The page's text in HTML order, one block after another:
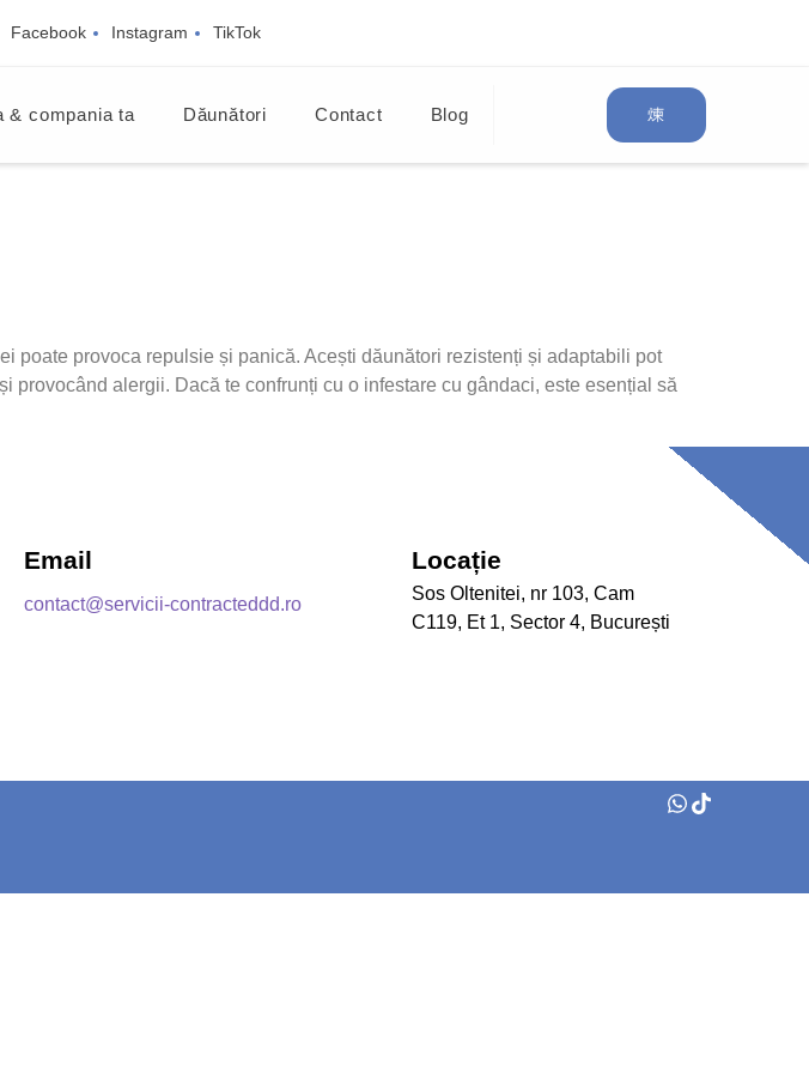
Facebook Instagram TikTok
& compania ta Dăunători Contact Blog
poate provoca repulsie și panică. Acești dăunători rezistenți și adaptabili pot
alergii. Dacă te confrunți cu o infestare cu gândaci, este esențial să
Email
contact@servicii-contracteddd.ro
Locație
Sos Oltenitei, nr 103, Cam
C119, Et 1, Sector 4, București